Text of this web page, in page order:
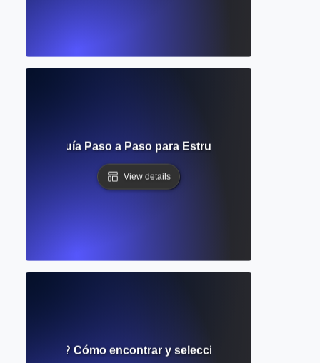
Guía Paso a Paso para Estructurar y Visualizar
View details
literatura? Cómo encontrar y seleccionar fuentes